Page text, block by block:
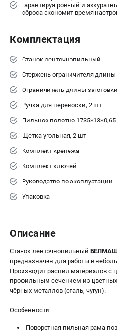
гарантируя ровный и
сброса экономит время
Комплектация
Станок ленточнопильный
Стержень ограничителя длины
Ограничитель длины заготовки
Ручка для переноски, 2 шт
Пильное полотно 1735×13×0,65
Щетка угольная, 2 шт
Комплект крепежа
Комплект ключей
Руководство по эксплуатации
Упаковка
Описание
Станок ленточнопильный БЕЛМАШ
предназначен для работы в
Производит распил материалов
профильным сечением из
чёрных металлов (сталь, чугун).
Особенности
Поворотная пильная рама